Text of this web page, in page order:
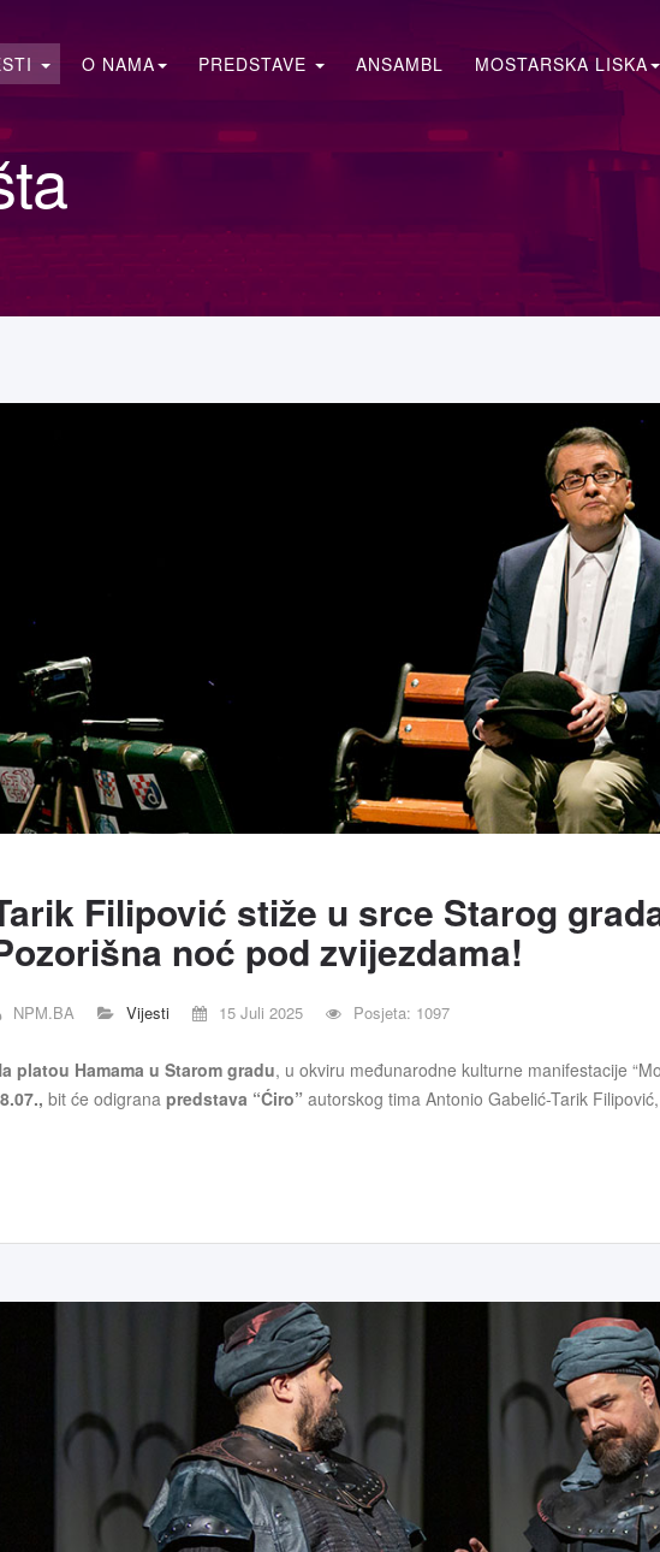
O NAMA PREDSTAVE ANSAMBL MOSTARSKA LISKA
Filipović stiže u srce Starog
noć pod zvijezdama!
NPM.BA Vijesti 15 Juli 2025 Posjeta: 1097
platou Hamama u Starom gradu, u okviru međunarodne kulturne manifestacije
bit će odigrana predstava “Ćiro” autorskog tima Antonio Gabelić-Tarik